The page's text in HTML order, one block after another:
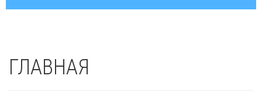
ГЛАВНАЯ